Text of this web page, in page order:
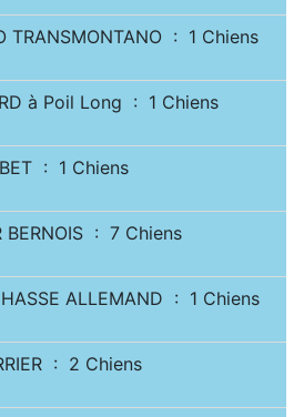
TRANSMONTANO : 1 Chiens
à Poil Long : 1 Chiens
: 1 Chiens
BERNOIS : 7 Chiens
ALLEMAND : 1 Chiens
: 2 Chiens